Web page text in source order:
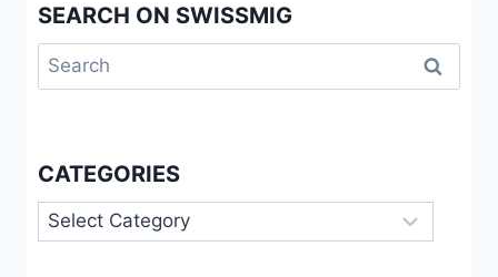
SEARCH ON SWISSMIG
Search
for:
CATEGORIES
Categories